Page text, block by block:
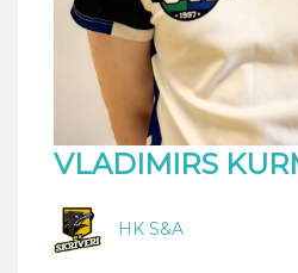
VLADIMIRS
HK S&A